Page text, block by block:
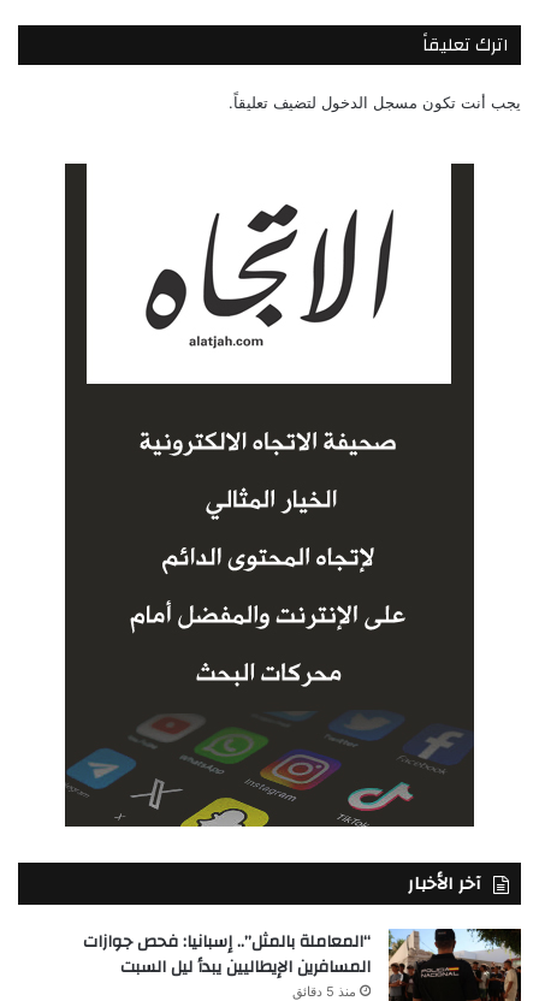
اترك تعليقاً
يجب أنت تكون مسجل الدخول لتضيف تعليقاً.
آخر الأخبار
“المعاملة بالمثل”.. إسبانيا: فحص جوازات
المسافرين الإيطاليين يبدأ ليل السبت
منذ 5 دقائق